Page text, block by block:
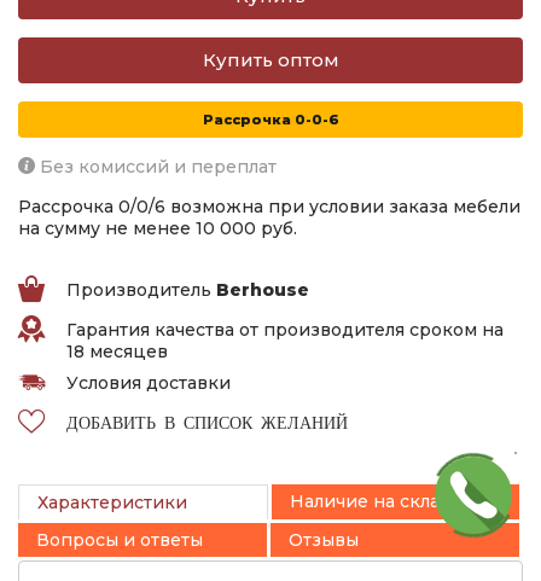
Купить оптом
Рассрочка 0-0-6
Без комиссий и переплат
Рассрочка 0/0/6 возможна при условии заказа мебели
на сумму не менее 10 000 руб.
Производитель Berhouse
Гарантия качества от производителя сроком на
18 месяцев
Условия доставки
ДОБАВИТЬ В СПИСОК ЖЕЛАНИЙ
Характеристики
Наличие на складах
Вопросы и ответы
Отзывы